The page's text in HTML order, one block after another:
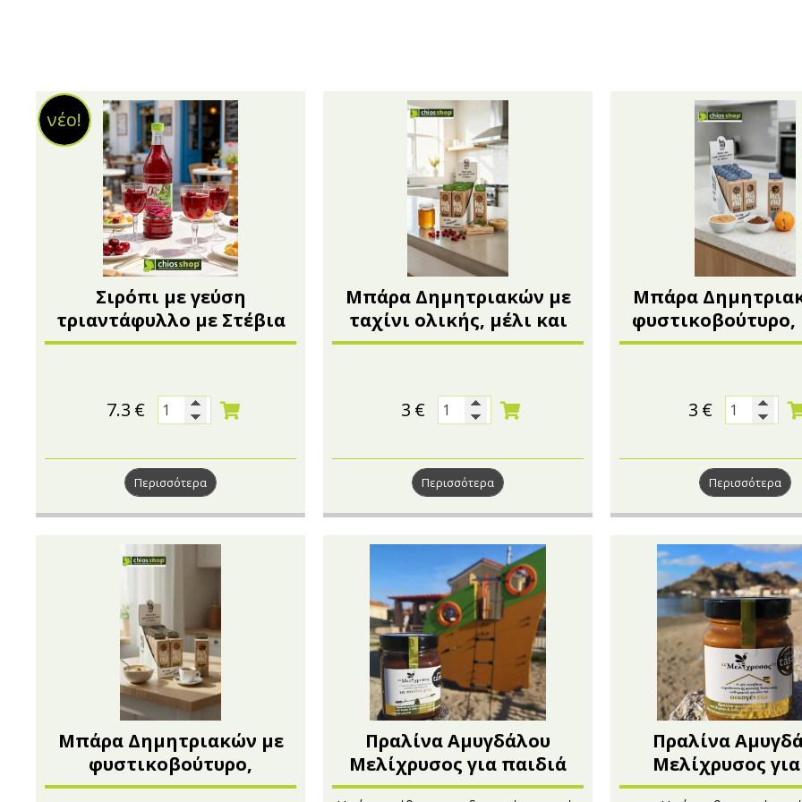
Κουλουράκια Χιώτικα- Κουρκουμπίνια-
Μπισκότα
Μη αλκοολούχα -
Σιρόπι με γεύση
τριαντάφυλλο με Στέβια
1lt- Αμαλία
7.3 €
Περισσότερα
νέο!
Μπάρα Δημητριακών με
ταχίνι ολικής, μέλι και
κράνμπερι 60γρ χωρίς
3 €
Περισσότερα
Μπάρα
φυστικοβούτυρο,
και πορτοκάλι
3 €
Περισσότερα
Μπάρα Δημητριακών με
φυστικοβούτυρο,
πρωτεϊνη και γεύση
Πραλίνα Αμυγδάλου
Μελίχρυσος για παιδιά
340g
Πραλίνα
Μελίχρυσος
οικογένεια